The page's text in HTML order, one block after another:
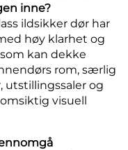
inne?
ildsikker dør har
høy klarhet og
kan dekke
rom, særlig
utstillingssaler og
visuell